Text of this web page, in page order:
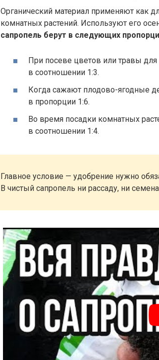
Органический материал применяют как
комнатных растений. Используют его
сапропель берут в следующих
При посеве цветов или травы
в соотношении 1:3.
Когда сажают плодово-ягодные
в пропорции 1:6.
Во время посадки комнатных
в соотношении 1:4.
Главное условие — удобрение нужно
В чистый сапропель ни рассаду, ни